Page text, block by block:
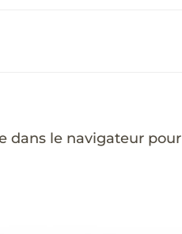
dans le navigateur